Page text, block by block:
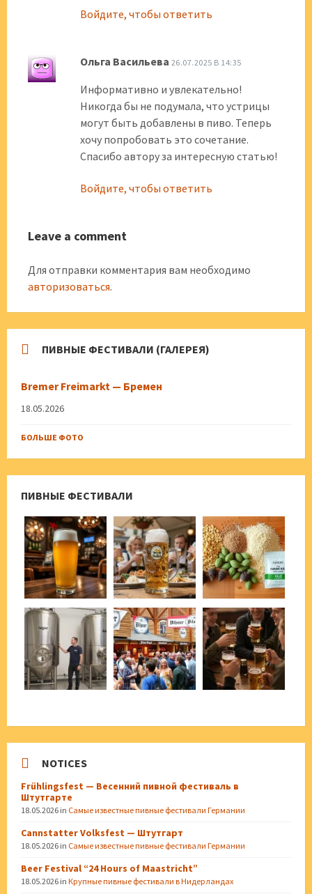
Войдите, чтобы ответить
Ольга Васильева 26.07.2025 В 14:35
Информативно и увлекательно!
Никогда бы не подумала, что устрицы
могут быть добавлены в пиво. Теперь
хочу попробовать это сочетание.
Спасибо автору за интересную статью!
Войдите, чтобы ответить
Leave a comment
Для отправки комментария вам необходимо
авторизоваться.
ПИВНЫЕ ФЕСТИВАЛИ (ГАЛЕРЕЯ)
Bremer Freimarkt — Бремен
18.05.2026
БОЛЬШЕ ФОТО
ПИВНЫЕ ФЕСТИВАЛИ
NOTICES
Frühlingsfest — Весенний пивной фестиваль в
Штутгарте
18.05.2026 in Самые известные пивные фестивали Германии
Cannstatter Volksfest — Штутгарт
18.05.2026 in Самые известные пивные фестивали Германии
Beer Festival “24 Hours of Maastricht”
18.05.2026 in Крупные пивные фестивали в Нидерландах